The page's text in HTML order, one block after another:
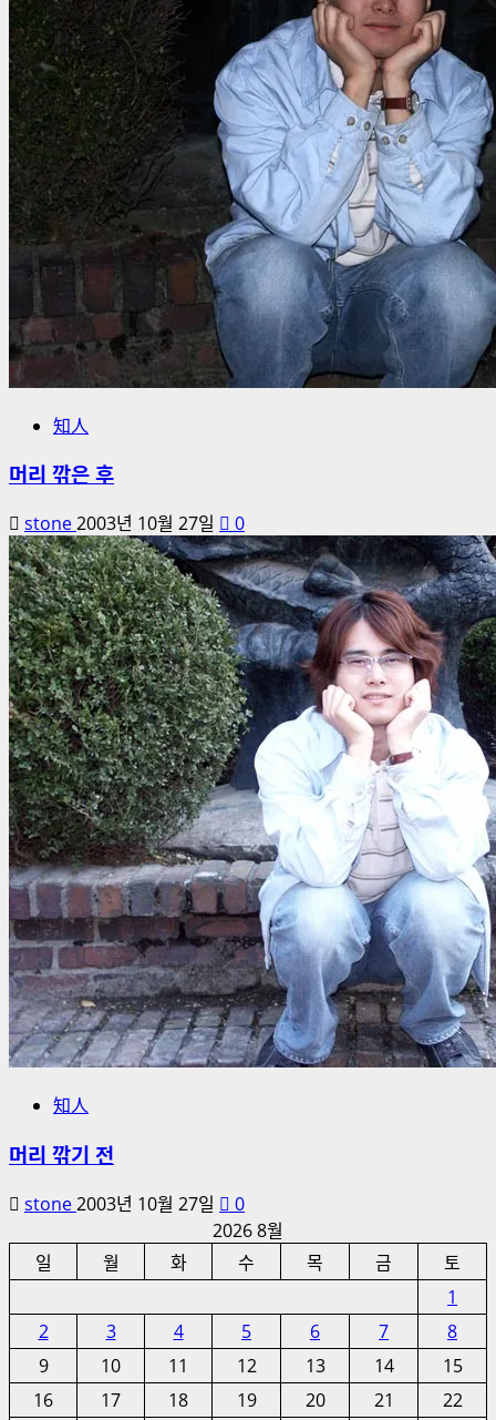
知人
머리 깎은 후
stone2003년 10월 27일 0
知人
머리 깎기 전
stone2003년 10월 27일
0
2026 8월
일
월 화 수 목 금
토
1
2
3 4 5 6 7
8
9
10 11 12 13 14
15
16
17 18 19 20 21
22